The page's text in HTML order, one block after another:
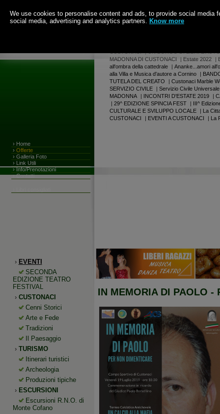
Ore 17:44.44 di Sabato
MADONNA DI CUSTONACI
Estate 2022
all'ombra della cattedrale
Ananke...amori
alla Villa e Musica d'autore a Cornino
TUTELA DEL CREATO
Custonaci Marble
SERVIZIO CIVILE
Servizio Civile
MADONNA
INCONTRI D'ESTATE 2019
29^ EDIZIONE SPINCIA FEST
III^
CULTURALE E SVILUPPO LOCALE
La
CUSTONACI
EVENTI A CUSTONACI La
› Home
› Offerte
› Galleria Foto
› Link Utili
›Info/Prenotazioni
›Contatti
› EVENTI
SECONDA
EDIZIONE TEATRO
FESTIVAL
› CUSTONACI
Cenni Storici
Arte e Fede
Tradizioni
Il Paesaggio
› TURISMO
Itinerari turistici
Archeologia
Produzioni tipiche
› ESCURSIONI
Escursioni R.N.O. di
Monte Cofano
IN MEMORIA DI PAOLO -
We use cookies to personalise content and ads, to provide social
social media, advertising and analytics partners. Know more